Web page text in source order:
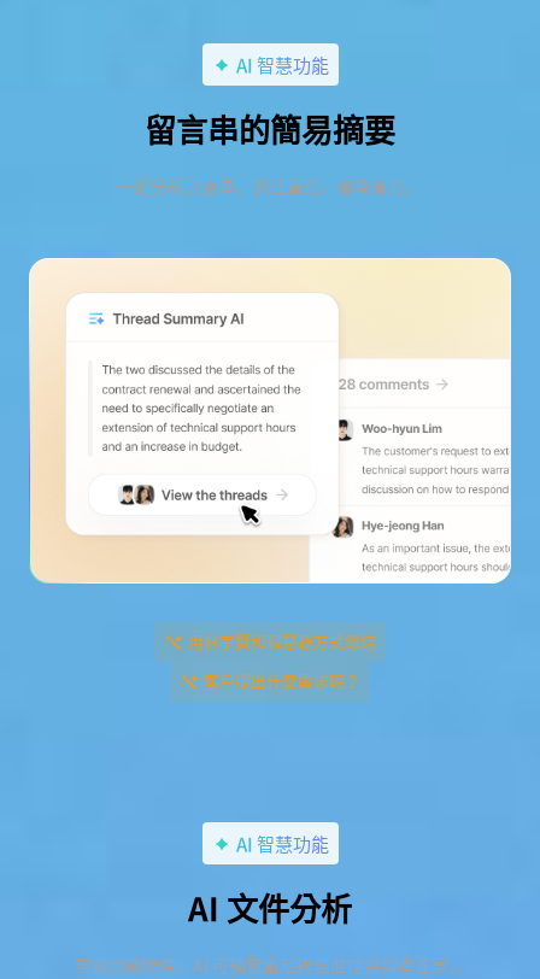
AI 智慧功能
留言串的簡易摘要
一鍵分析訊息串，抓住重點，省時省力。
用林宇賢和韓慧靜方式總結
客戶提出什麼需求呢？
AI 智慧功能
AI 文件分析
無需開啟附件，AI 可預覽重點摘要並提供精準答案。